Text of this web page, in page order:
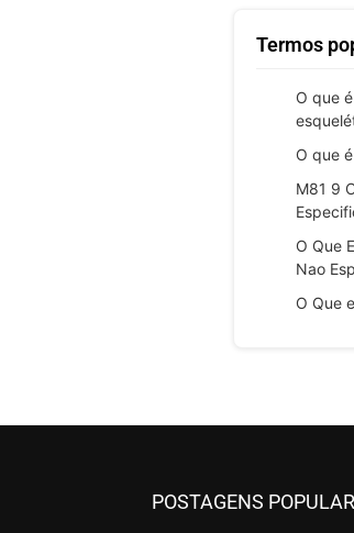
Termos
O que
O que
M81 9
O Que
Nao
O Que
POSTAGENS